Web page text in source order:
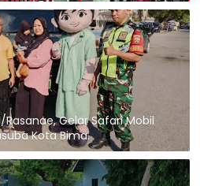
Gelar Safari Mobil
Kota Bima.